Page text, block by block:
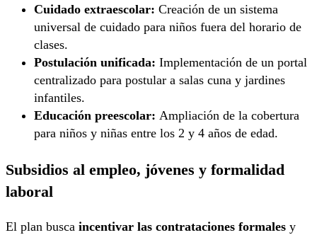
Cuidado extraescolar: Creación de un sistema
universal de cuidado para niños fuera del horario de
clases.
Postulación unificada: Implementación de un portal
centralizado para postular a salas cuna y jardines
infantiles.
Educación preescolar: Ampliación de la cobertura
para niños y niñas entre los 2 y 4 años de edad.
Subsidios al empleo, jóvenes y formalidad
laboral
El plan busca incentivar las contrataciones formales y